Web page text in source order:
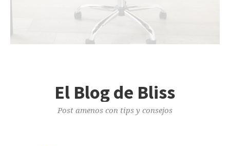
El Blog de Bliss
Post amenos con tips y consejos